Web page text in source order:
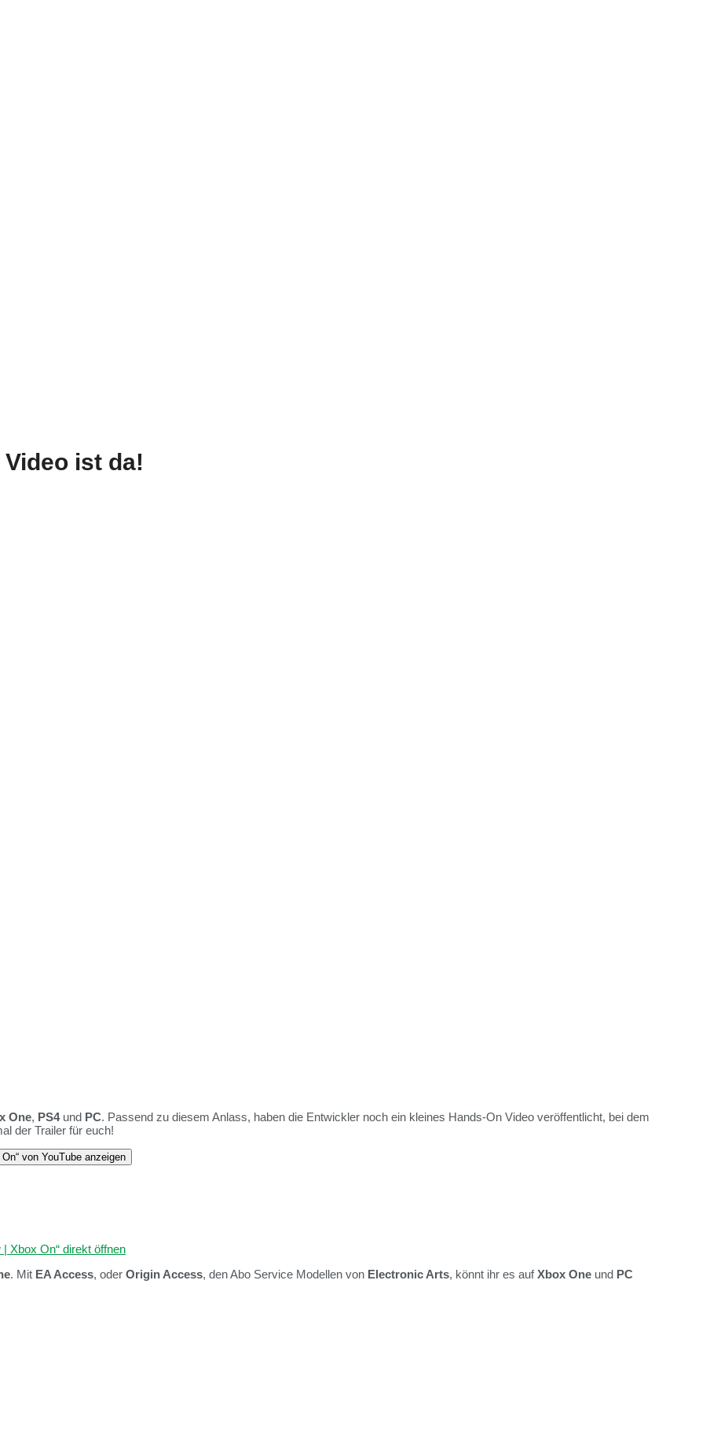
ist da!
One, PS4und PC. Passend zu diesem Anlass, haben die Entwickler noch ein kleines Hands-On Video veröffentlicht, bei dem
der Trailer für euch!
von YouTube anzeigen
Xbox On“ direkt öffnen
. Mit EA Access, oder Origin Access, den Abo Service Modellen von Electronic Arts, könnt ihr es aufXbox One und PC